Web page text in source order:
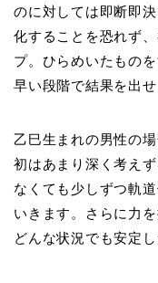
のに対しては即断即
化することを恐れず
プ。ひらめいたもの
早い段階で結果を出せ
乙巳生まれの男性の
初はあまり深く考え
なくても少しずつ軌
いきます。さらに力
どんな状況でも安定